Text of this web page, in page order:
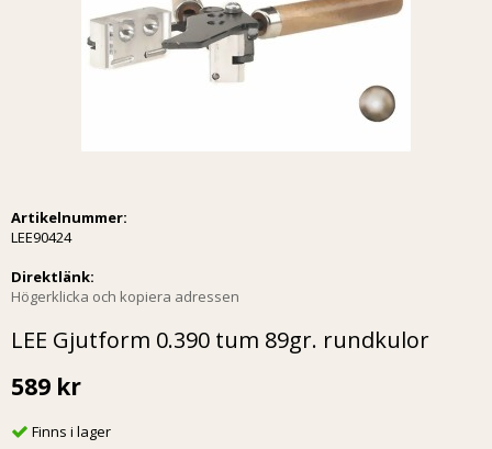
Artikelnummer:
LEE90424
Direktlänk:
Högerklicka och kopiera adressen
LEE Gjutform 0.390 tum 89gr. rundkulor
589 kr
Finns i lager